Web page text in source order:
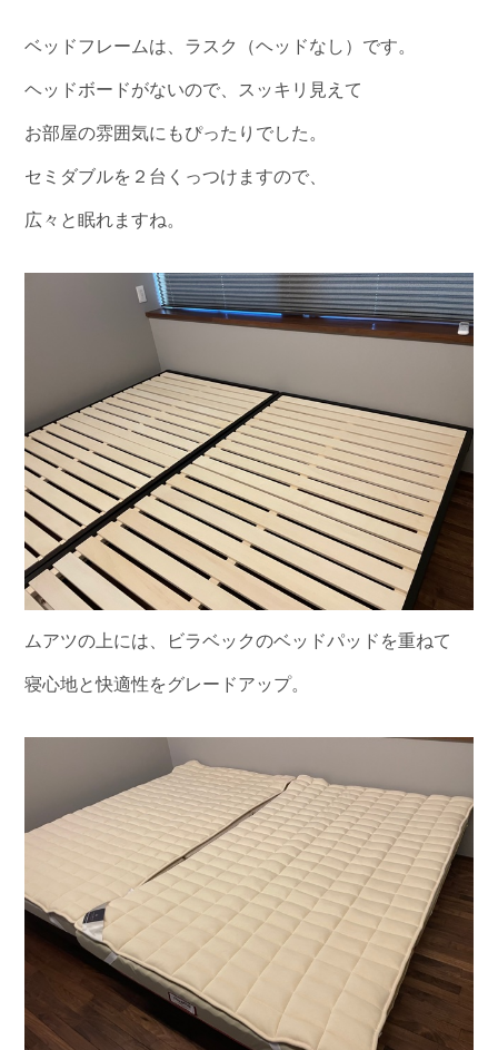
ベッドフレームは、ラスク（ヘッドなし）です。
ヘッドボードがないので、スッキリ見えて
お部屋の雰囲気にもぴったりでした。
セミダブルを２台くっつけますので、
広々と眠れますね。
ムアツの上には、ビラベックのベッドパッドを重ねて
寝心地と快適性をグレードアップ。